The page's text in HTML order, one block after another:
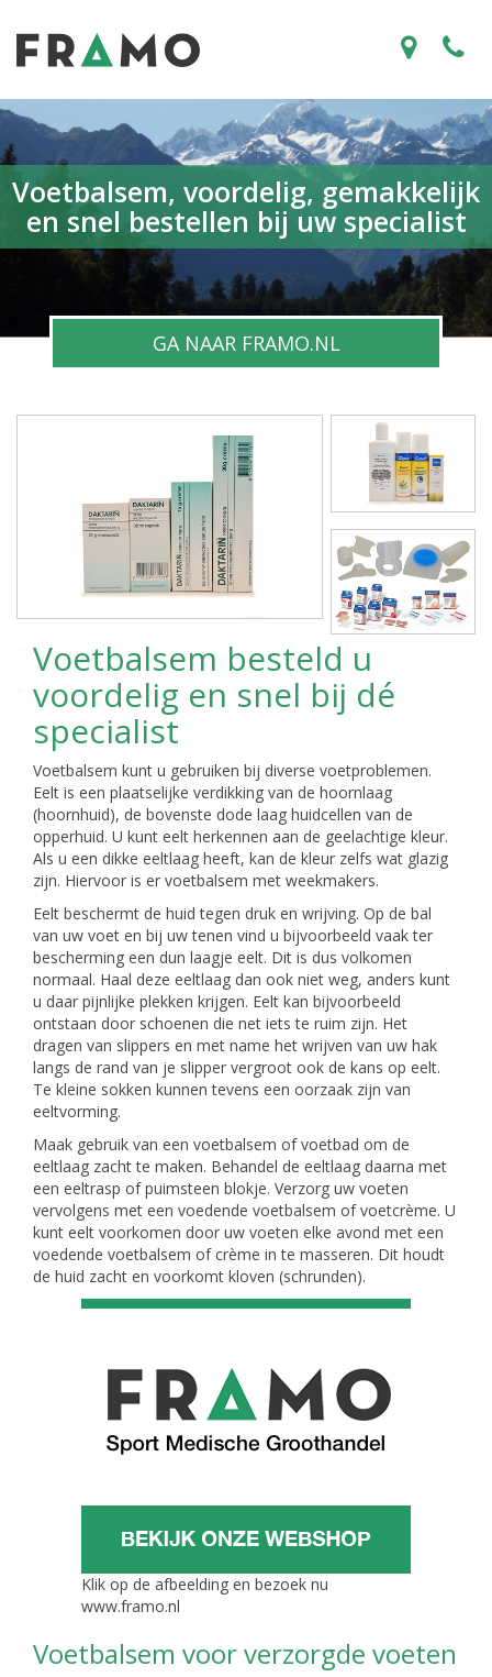
Voetbalsem, voordelig, gemakkelijk
en snel bestellen bij uw specialist
GA NAAR FRAMO.NL
Voetbalsem besteld u
voordelig en snel bij dé
specialist
Voetbalsem kunt u gebruiken bij diverse voetproblemen.
Eelt is een plaatselijke verdikking van de hoornlaag
(hoornhuid), de bovenste dode laag huidcellen van de
opperhuid. U kunt eelt herkennen aan de geelachtige kleur.
Als u een dikke eeltlaag heeft, kan de kleur zelfs wat glazig
zijn. Hiervoor is er voetbalsem met weekmakers.
Eelt beschermt de huid tegen druk en wrijving. Op de bal
van uw voet en bij uw tenen vind u bijvoorbeeld vaak ter
bescherming een dun laagje eelt. Dit is dus volkomen
normaal. Haal deze eeltlaag dan ook niet weg, anders kunt
u daar pijnlijke plekken krijgen. Eelt kan bijvoorbeeld
ontstaan door schoenen die net iets te ruim zijn. Het
dragen van slippers en met name het wrijven van uw hak
langs de rand van je slipper vergroot ook de kans op eelt.
Te kleine sokken kunnen tevens een oorzaak zijn van
eeltvorming.
Maak gebruik van een voetbalsem of voetbad om de
eeltlaag zacht te maken. Behandel de eeltlaag daarna met
een eeltrasp of puimsteen blokje. Verzorg uw voeten
vervolgens met een voedende voetbalsem of voetcrème. U
kunt eelt voorkomen door uw voeten elke avond met een
voedende voetbalsem of crème in te masseren. Dit houdt
de huid zacht en voorkomt kloven (schrunden).
Klik op de afbeelding en bezoek nu
www.framo.nl
Voetbalsem voor verzorgde voeten